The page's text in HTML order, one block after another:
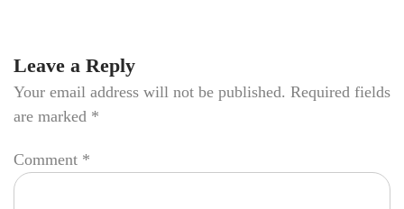
Leave a Reply
Your email address will not be published. Required fields
are marked *
Comment *